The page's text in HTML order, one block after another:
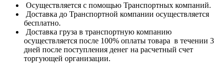
Осуществляется с помощью Транспортных компаний.
Доставка до Транспортной компании осуществляется
бесплатно.
Доставка груза в транспортную компанию
осуществляется после 100% оплаты товара в течении 3
дней после поступления денег на расчетный счет
торгующей организации.